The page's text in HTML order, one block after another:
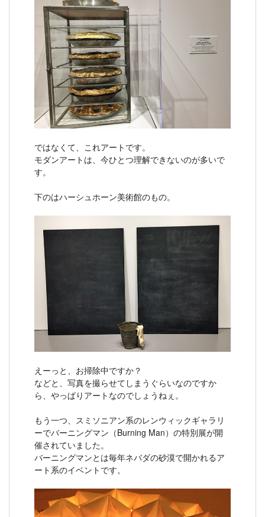
ではなくて、これアートです。
モダンアートは、今ひとつ理解できないのが多いで
す。
下のはハーシュホーン美術館のもの。
えーっと、お掃除中ですか？
などと、写真を撮らせてしまうぐらいなのですか
ら、やっぱりアートなのでしょうねぇ。
もう一つ、スミソニアン系のレンウィックギャラリ
ーでバーニングマン（Burning Man）の特別展が開
催されていました。
バーニングマンとは毎年ネバダの砂漠で開かれるア
ート系のイベントです。